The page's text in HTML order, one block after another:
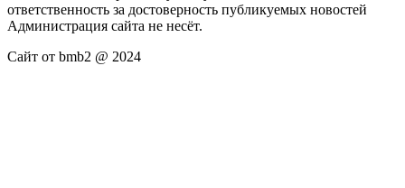
ответственность за достоверность публикуемых новостей
Администрация сайта не несёт.
Сайт от bmb2 @ 2024